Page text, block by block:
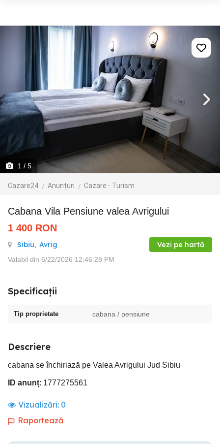
1 / 5
Cazare24 Anunțuri Cazare - Turism
Cabana Vila Pensiune valea Avrigului
1 400 RON
Sibiu, Avrig Vezi pe hartă
Valabil din 6/22/2026 12:46:28 PM
Specificații
Tip proprietate cabana / pensiune
Descriere
cabana se închiriază pe Valea Avrigului Jud Sibiu
ID anunț: 1777275561
Vizualizări: 0
Raportează